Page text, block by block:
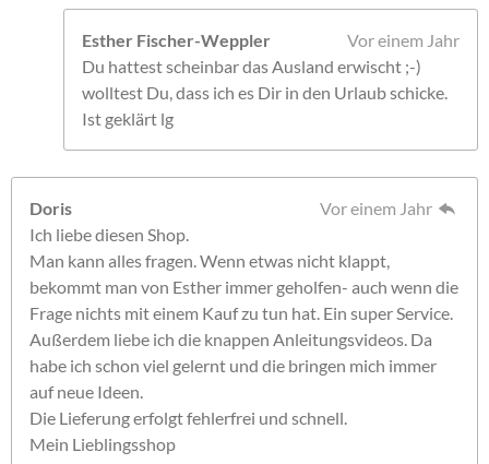
Esther Fischer-Weppler
Vor einem Jahr
Du hattest scheinbar das Ausland erwischt ;-)
wolltest Du, dass ich es Dir in den Urlaub schicke.
Ist geklärt lg
Doris
Vor einem Jahr
Ich liebe diesen Shop.
Man kann alles fragen. Wenn etwas nicht klappt,
bekommt man von Esther immer geholfen- auch wenn die
Frage nichts mit einem Kauf zu tun hat. Ein super Service.
Außerdem liebe ich die knappen Anleitungsvideos. Da
habe ich schon viel gelernt und die bringen mich immer
auf neue Ideen.
Die Lieferung erfolgt fehlerfrei und schnell.
Mein Lieblingsshop